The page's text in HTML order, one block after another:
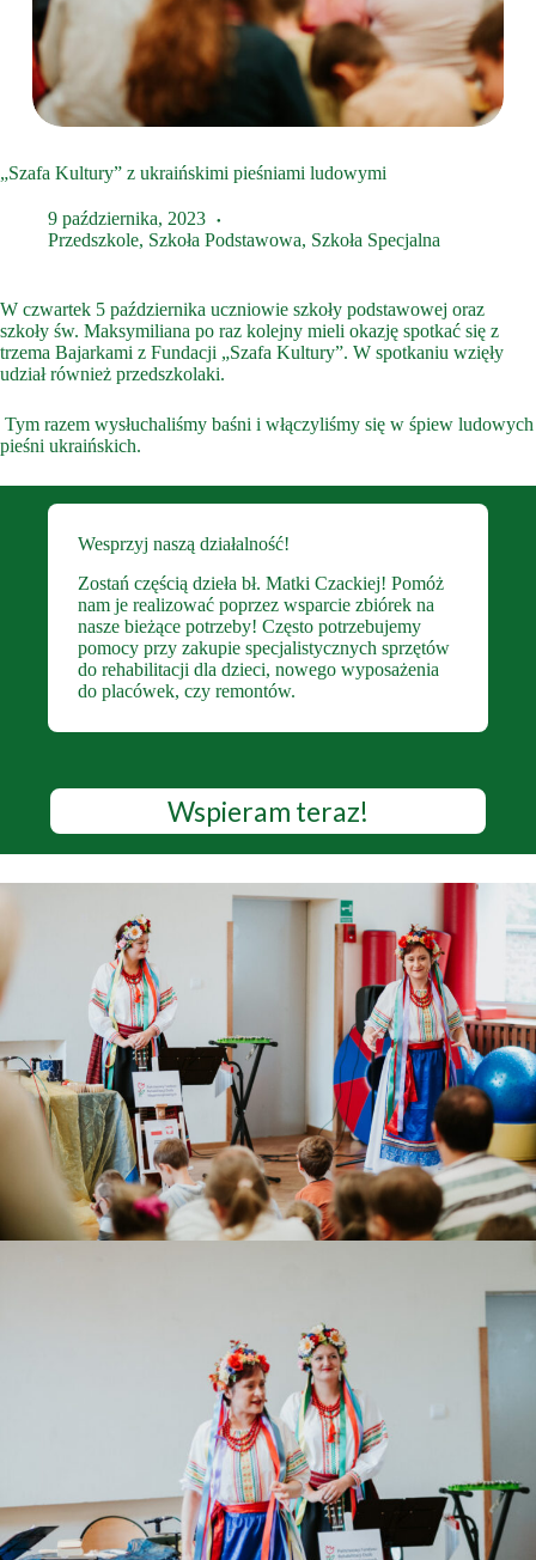
„Szafa Kultury” z ukraińskimi pieśniami ludowymi
9 października, 2023
Przedszkole, Szkoła Podstawowa, Szkoła Specjalna
W czwartek 5 października uczniowie szkoły podstawowej oraz
szkoły św. Maksymiliana po raz kolejny mieli okazję spotkać się z
trzema Bajarkami z Fundacji „Szafa Kultury”. W spotkaniu wzięły
udział również przedszkolaki.
Tym razem wysłuchaliśmy baśni i włączyliśmy się w śpiew ludowych
pieśni ukraińskich.
Wesprzyj naszą działalność!
Zostań częścią dzieła bł. Matki Czackiej! Pomóż
nam je realizować poprzez wsparcie zbiórek na
nasze bieżące potrzeby! Często potrzebujemy
pomocy przy zakupie specjalistycznych sprzętów
do rehabilitacji dla dzieci, nowego wyposażenia
do placówek, czy remontów.
Wspieram teraz!